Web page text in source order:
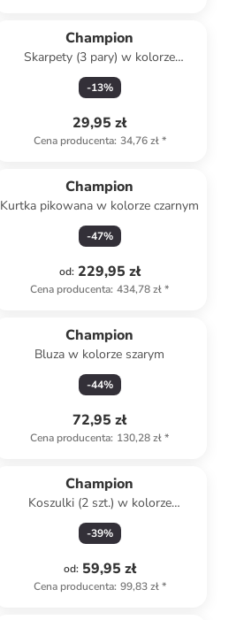
Champion
Skarpety (3 pary) w kolorze
granatowo-biało-szarym
-13%
29,95 zł
Cena producenta: 34,76 zł*
Champion
Kurtka pikowana w kolorze czarnym
-47%
od: 229,95 zł
Cena producenta: 434,78 zł*
Champion
Bluza w kolorze szarym
-44%
72,95 zł
Cena producenta: 130,28 zł*
Champion
Koszulki (2 szt.) w kolorze
granatowym
-39%
od: 59,95 zł
Cena producenta: 99,83 zł*